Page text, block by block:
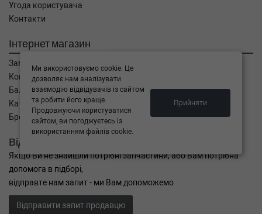
Угода користувача
Контакти
Інтернет магазин
Замовлення
Кошик
Баланс
Каталог товарів
Бренди
Відправити запит
Якщо Ви не знайшли потрібні запчастини, або Вам потрібна
допомога в підборі,
відправте нам запит - ми Вам допоможемо
Відправити запит продавцю
Ми використовуємо cookie. Це
дозволяє нам аналізувати
взаємодію відвідувачів із сайтом
та робити його краще.
Продовжуючи користуватися
сайтом, ви погоджуєтесь із
використанням файлів cookie.
Прийняти